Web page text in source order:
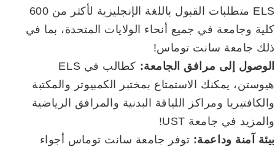
ELS متطلبات القبول باللغة الإنجليزية لأكثر من 600
كلية وجامعة في جميع أنحاء الولايات المتحدة، بما في
ذلك جامعة سانت توماس!
الوصول إلى مرافق الجامعة:
كطالب في ELS
هيوستن، يمكنك الاستمتاع بمختبر الكمبيوتر والمكتبة
والكافتيريا ومراكز اللياقة البدنية والمرافق الرياضية
والمزيد في جامعة UST!
بيئة آمنة وداعمة: توفر جامعة سانت توماس أجواء